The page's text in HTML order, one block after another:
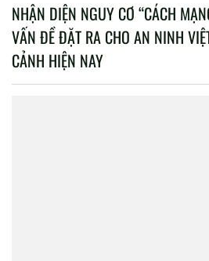
NHẬN DIỆN NGUY CƠ “CÁCH
VẤN ĐỀ ĐẶT RA CHO AN NINH
CẢNH HIỆN NAY